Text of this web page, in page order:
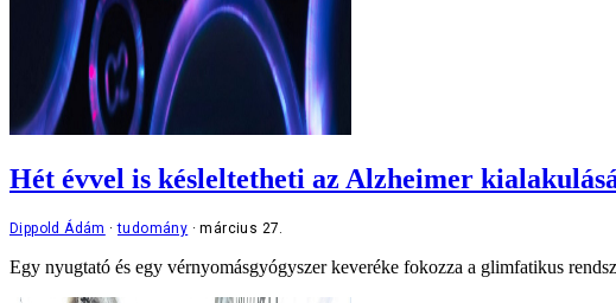
Hét évvel is késleltetheti az Alzheimer
Dippold Ádám tudomány március 27.
Egy nyugtató és egy vérnyomásgyógyszer keveréke fokozza a glimfatikus